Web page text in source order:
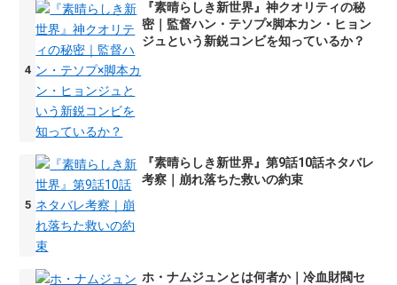
『素晴らしき新世界』神クオリティの秘
密｜監督ハン・テソプ×脚本カン・ヒョン
ジュという新鋭コンビを知っているか？
『素晴らしき新世界』第9話10話ネタバレ
考察｜崩れ落ちた救いの約束
ホ・ナムジュンとは何者か｜冷血財閥セ